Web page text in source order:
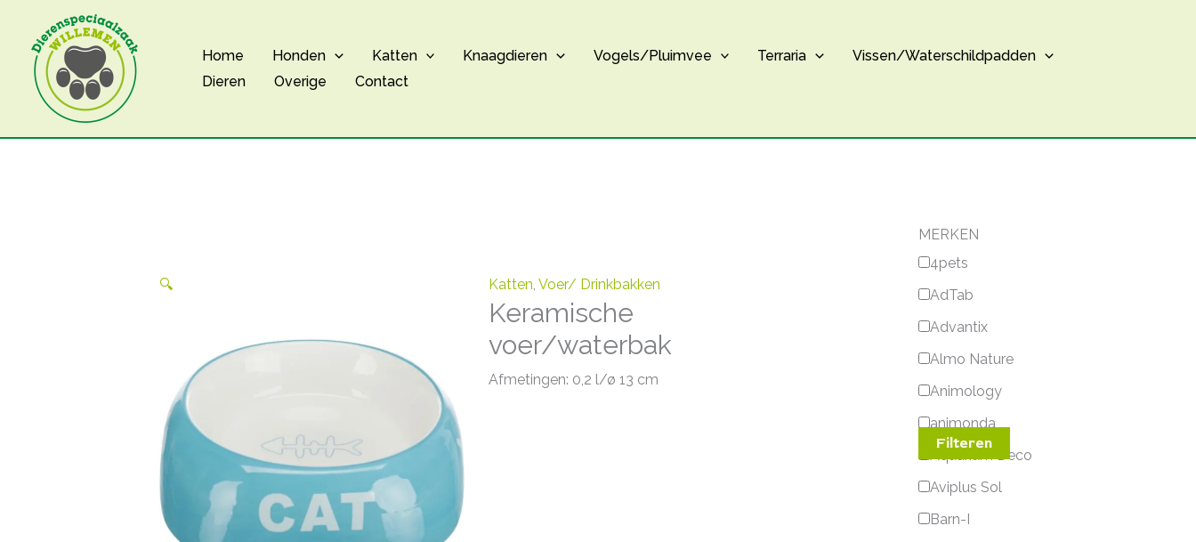
inhoud
Home Honden Katten Knaagdieren Vogels/Pluimvee Terraria
Vissen/Waterschildpadden
Dieren
Overige Contact
🔍 Katten,Voer/ Drinkbakken
Keramische
voer/waterbak
Afmetingen: 0,2 l/ø 13 cm
MERKEN
4pets
AdTab
Advantix
Almo Nature
Animology
animonda
Aquarium Deco
Aviplus Sol
Barn-I
Filteren